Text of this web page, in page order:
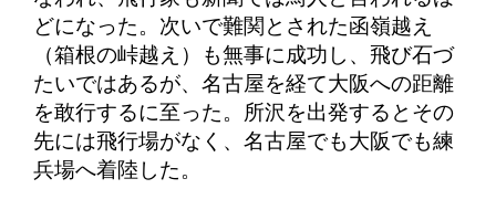
どになった。次いで難関とされた函嶺越え
（箱根の峠越え）も無事に成功し、飛び石づ
たいではあるが、名古屋を経て大阪への距離
を敢行するに至った。所沢を出発するとその
先には飛行場がなく、名古屋でも大阪でも練
兵場へ着陸した。